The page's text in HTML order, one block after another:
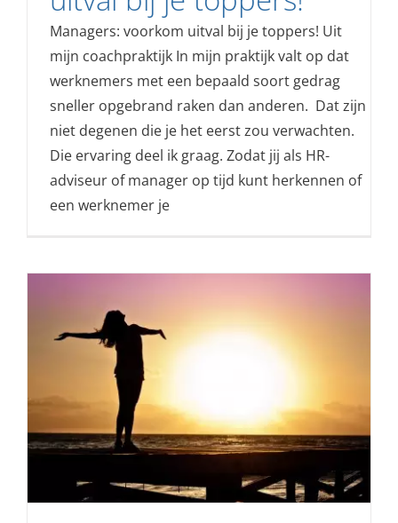
Managers: voorkom uitval bij je toppers! Uit
mijn coachpraktijk In mijn praktijk valt op dat
werknemers met een bepaald soort gedrag
sneller opgebrand raken dan anderen. Dat zijn
niet degenen die je het eerst zou verwachten.
Die ervaring deel ik graag. Zodat jij als HR-
adviseur of manager op tijd kunt herkennen of
een werknemer je